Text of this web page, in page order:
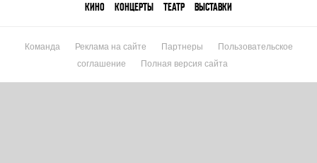
КИНО КОНЦЕРТЫ ТЕАТР ВЫСТАВКИ
Команда Реклама на сайте Партнеры
Пользовательское
соглашение
Полная версия сайта